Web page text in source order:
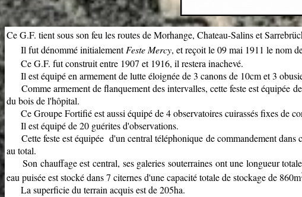
Ce G.F. tient sous son feu les routes de Morhange, Chateau-Salins et
Il fut dénommé initialementFeste Mercy, et reçoit le 09 mai 1911 le nom
Ce G.F. fut construit entre 1907 et 1916, il restera inachevé.
Il est équipé en armement de lutte éloignée de 3 canons de 10cm et 3
Comme armement de flanquement des intervalles, cette feste est équipée
du bois de l'hôpital.
Ce Groupe Fortifié est aussi équipé de 4 observatoires cuirassés fixes de
Il est équipé de 20 guérites d'observations.
Cette feste est équipée d'un central téléphonique de commandement dans
au total.
Son chauffage est central, ses galeries souterraines ont une longueur
eau puisée est stocké dans 7 citernes d'une capacité totale de stockage de 860m
La superficie du terrain acquis est de 205ha.